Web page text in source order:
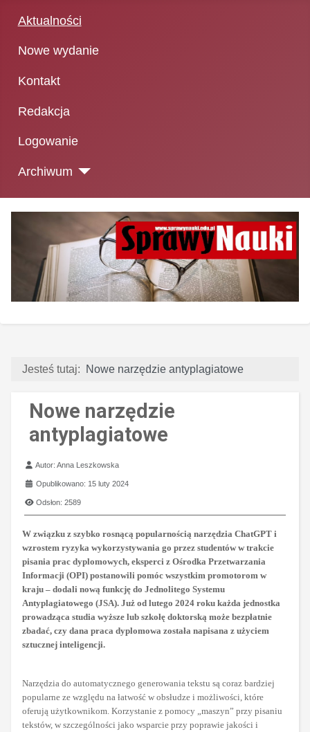
Aktualności
Nowe wydanie
Kontakt
Redakcja
Logowanie
Archiwum
Jesteś tutaj: Nowe narzędzie antyplagiatowe
Nowe narzędzie
antyplagiatowe
Szczegóły
Autor:Anna Leszkowska
Opublikowano: 15 luty 2024
Odsłon: 2589
W związku z szybko rosnącą popularnością narzędzia ChatGPT i
wzrostem ryzyka wykorzystywania go przez studentów w trakcie
pisania prac dyplomowych, eksperci z Ośrodka Przetwarzania
Informacji (OPI) postanowili pomóc wszystkim promotorom w
kraju – dodali nową funkcję do Jednolitego Systemu
Antyplagiatowego (JSA). Już od lutego 2024 roku każda jednostka
prowadząca studia wyższe lub szkołę doktorską może bezpłatnie
zbadać, czy dana praca dyplomowa została napisana z użyciem
sztucznej inteligencji.
Narzędzia do automatycznego generowania tekstu są coraz bardziej
popularne ze względu na łatwość w obsłudze i możliwości, które
oferują użytkownikom. Korzystanie z pomocy „maszyn” przy pisaniu
tekstów, w szczególności jako wsparcie przy poprawie jakości i